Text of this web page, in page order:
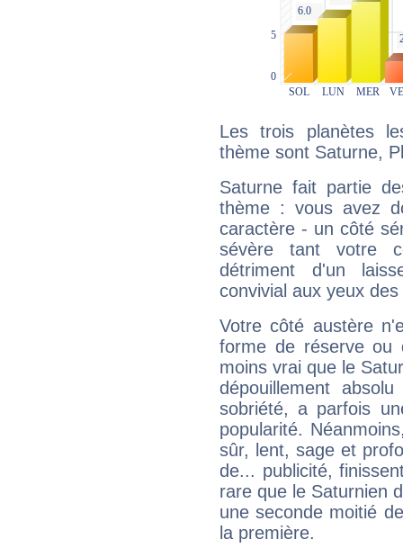
Les trois planètes
thème sont Saturne,
Saturne fait partie
thème : vous avez
caractère - un côté
sévère tant votre
détriment d'un
convivial aux yeux
Votre côté austère
forme de réserve
moins vrai que le
dépouillement
sobriété, a parfois
popularité.
sûr, lent, sage et
de... publicité,
rare que le Saturnien
une seconde moitié
la première.